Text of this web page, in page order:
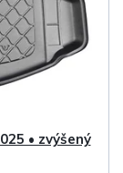
• zvýšený